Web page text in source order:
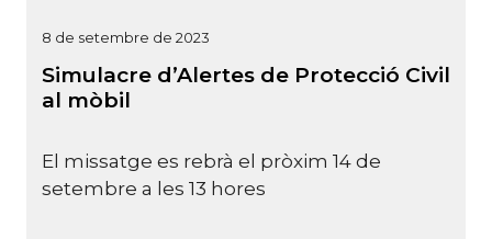
8 de setembre de 2023
Simulacre d’Alertes de Protecció Civil
al mòbil
El missatge es rebrà el pròxim 14 de
setembre a les 13 hores